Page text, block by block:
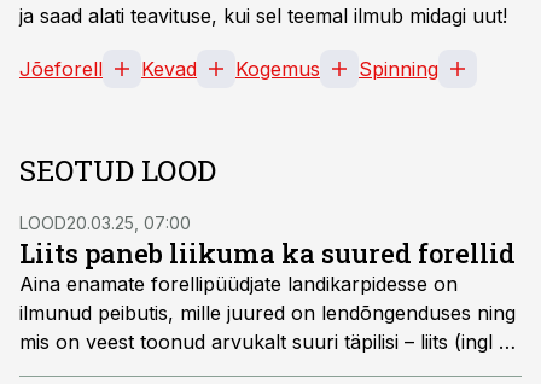
ja saad alati teavituse, kui sel teemal ilmub midagi uut!
Jõeforell Kevad Kogemus Spinning
SEOTUD LOOD
LOOD20.03.25, 07:00
Liits paneb liikuma ka suured forellid
Aina enamate forellipüüdjate landikarpidesse on
ilmunud peibutis, mille juured on lendõngenduses ning
mis on veest toonud arvukalt suuri täpilisi – liits (ingl k
leech, soome kliitsi). Liitsidest, nende sidumisest,